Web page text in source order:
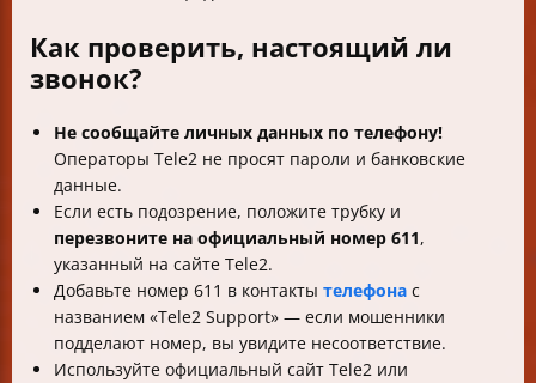
Как проверить, настоящий ли
звонок?
Не сообщайте личных данных по телефону!
Операторы Tele2 не просят пароли и банковские
данные.
Если есть подозрение, положите трубку и
перезвоните на официальный номер 611,
указанный на сайте Tele2.
Добавьте номер 611 в контакты телефона с
названием «Tele2 Support» — если мошенники
подделают номер, вы увидите несоответствие.
Используйте официальный сайт Tele2 или